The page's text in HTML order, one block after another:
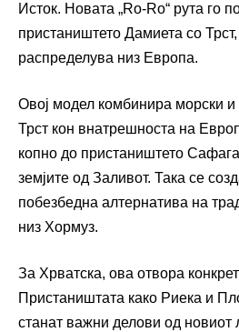
Исток. Новата „Ro-Ro“ рута го
пристаништето Дамиета со
распределува низ Европа.
Овој модел комбинира морски и
Трст кон внатрешноста на
копно до пристаништето Сафага
земјите од Заливот. Така се
побезбедна алтернатива на
низ Хормуз.
За Хрватска, ова отвора
Пристаништата како Риека и
станат важни делови од новиот